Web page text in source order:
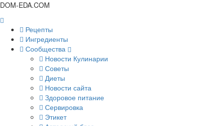
DOM-EDA.COM
Рецепты
Ингредиенты
Сообщества
Новости Кулинарии
Советы
Диеты
Новости сайта
Здоровое питание
Сервировка
Этикет